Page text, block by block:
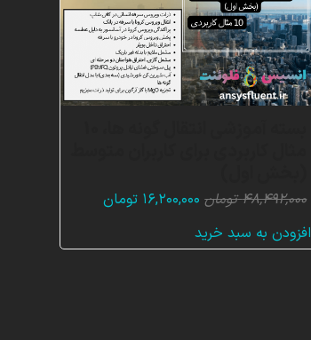
۴۸,۴۹۲,۰۰۰ تومان قیمت
۱۶,۲۰۰,۰۰۰ تومانقیمت
افزودن به سبد خرید